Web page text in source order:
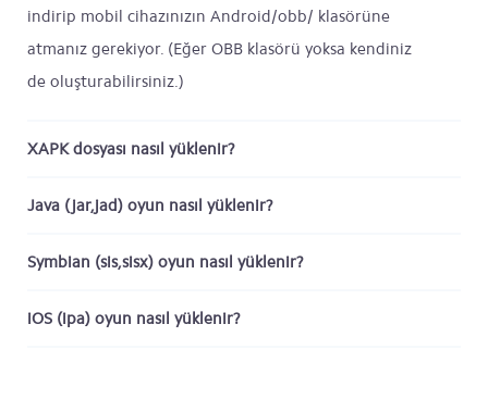
indirip mobil cihazınızın Android/obb/ klasörüne
atmanız gerekiyor. (Eğer OBB klasörü yoksa kendiniz
de oluşturabilirsiniz.)
XAPK dosyası nasıl yüklenir?
Java (jar,jad) oyun nasıl yüklenir?
Symbian (sis,sisx) oyun nasıl yüklenir?
iOS (ipa) oyun nasıl yüklenir?